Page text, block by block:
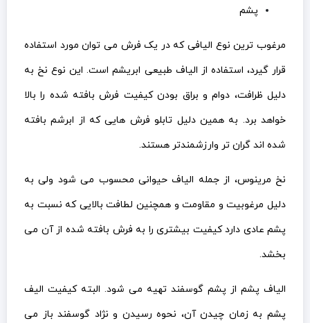
پشم
مرغوب ترین نوع الیافی که در یک فرش می توان مورد استفاده
قرار گیرد، استفاده از الیاف طبیعی ابریشم است. این نوع نخ به
دلیل ظرافت، دوام و براق بودن کیفیت فرش بافته شده را بالا
خواهد برد. به همین دلیل تابلو فرش هایی که از ابرشم بافته
شده اند گران تر وارزشمندتر هستند.
نخ مرینوس، از جمله الیاف حیوانی محسوب می شود ولی به
دلیل مرغوبیت و مقاومت و همچنین لطافت بالایی که نسبت به
پشم عادی دارد کیفیت بیشتری را به فرش بافته شده از آن می
بخشد.
الیاف پشم از پشم گوسفند تهیه می شود. البته کیفیت الیف
پشم به زمان چیدن آن، نحوه رسیدن و نژاد گوسفند باز می